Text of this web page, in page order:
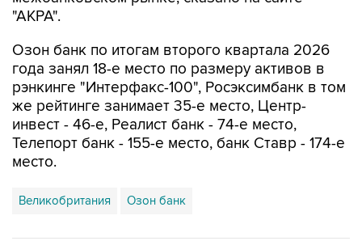
"АКРА".
Озон банк по итогам второго квартала 2026
года занял 18-е место по размеру активов в
рэнкинге "Интерфакс-100", Росэксимбанк в том
же рейтинге занимает 35-е место, Центр-
инвест - 46-е, Реалист банк - 74-е место,
Телепорт банк - 155-е место, банк Ставр - 174-е
место.
Великобритания Озон банк